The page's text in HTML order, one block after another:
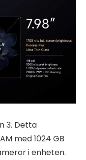
3. Detta
med 1024 GB
i enheten.